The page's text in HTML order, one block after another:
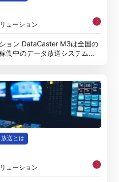
ューション
ョン DataCaster M3は全国の
働中のデータ放送システムと
送とは
ューション